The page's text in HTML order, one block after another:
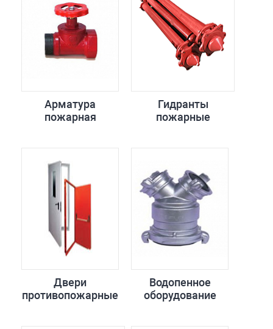
Арматура
пожарная
Гидранты
пожарные
Двери
противопожарные
Водопенное
оборудование